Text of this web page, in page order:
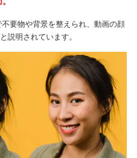
要物や背景を整えられ、動画の顔
説明されています。